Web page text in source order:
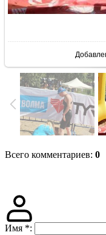
В
Всего комментариев: 0
Имя *: